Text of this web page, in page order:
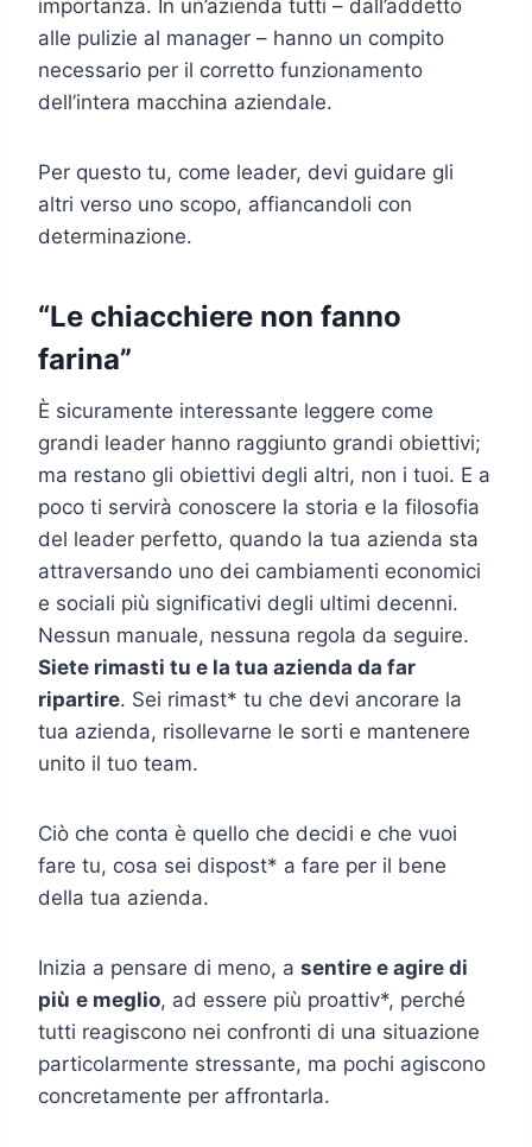
importanza. In un’azienda tutti – dall’addetto
alle pulizie al manager – hanno un compito
necessario per il corretto funzionamento
dell’intera macchina aziendale.
Per questo tu, come leader, devi guidare gli
altri verso uno scopo, affiancandoli con
determinazione.
“Le chiacchiere non fanno
farina”
È sicuramente interessante leggere come
grandi leader hanno raggiunto grandi obiettivi;
ma restano gli obiettivi degli altri, non i tuoi. E a
poco ti servirà conoscere la storia e la filosofia
del leader perfetto, quando la tua azienda sta
attraversando uno dei cambiamenti economici
e sociali più significativi degli ultimi decenni.
Nessun manuale, nessuna regola da seguire.
Siete rimasti tu e la tua azienda da far
ripartire. Sei rimast* tu che devi ancorare la
tua azienda, risollevarne le sorti e mantenere
unito il tuo team.
Ciò che conta è quello che decidi e che vuoi
fare tu, cosa sei dispost* a fare per il bene
della tua azienda.
Inizia a pensare di meno, a sentire e agire di
più e meglio, ad essere più proattiv*, perché
tutti reagiscono nei confronti di una situazione
particolarmente stressante, ma pochi agiscono
concretamente per affrontarla.